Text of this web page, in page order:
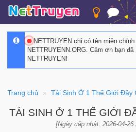
NETTRUYEN chỉ có tên miền
NETTRUYENN.ORG. Cảm ơn bạn đã
NETTRUYEN!
Trang chủ Tái Sinh Ở 1 Thế Giới Đầy
TÁI SINH Ở 1 THẾ GIỚI
[Ngày cập nhật: 2026-04-26